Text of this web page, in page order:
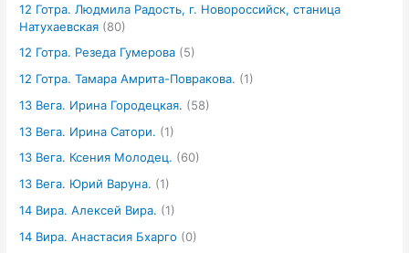
12 Готра. Людмила Радость, г. Новороссийск, станица
Натухаевская (80)
12 Готра. Резеда Гумерова (5)
12 Готра. Тамара Амрита-Повракова. (1)
13 Вега. Ирина Городецкая. (58)
13 Вега. Ирина Сатори. (1)
13 Вега. Ксения Молодец. (60)
13 Вега. Юрий Варуна. (1)
14 Вира. Алексей Вира. (1)
14 Вира. Анастасия Бхарго (0)